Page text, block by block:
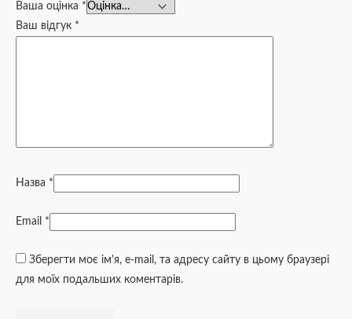
Ваша оцінка *
Ваш відгук *
Назва *
Email *
Зберегти моє ім'я, e-mail, та адресу сайту в цьому браузері
для моїх подальших коментарів.